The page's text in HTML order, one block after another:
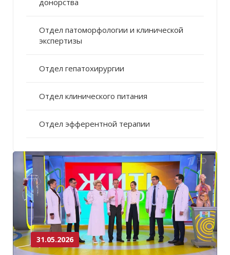
Отдел патоморфологии и клинической
экспертизы
Отдел гепатохирургии
Отдел клинического питания
Отдел эфферентной терапии
31.05.2026